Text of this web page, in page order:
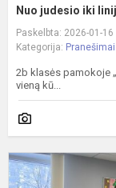
Nuo judesio iki
Paskelbta: 2026-01-16
Kategorija: Pranešimai
2b klasės pamokoje
vieną kū...